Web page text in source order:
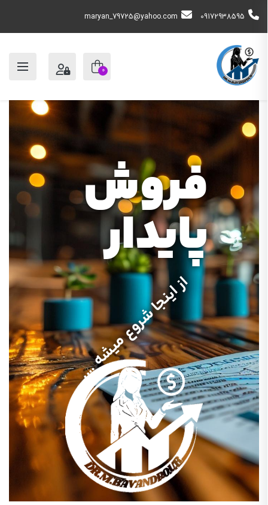
09172938595
maryan_79725@yahoo.com
0
فروش
پایدار
از اینجا شروع میشه ….